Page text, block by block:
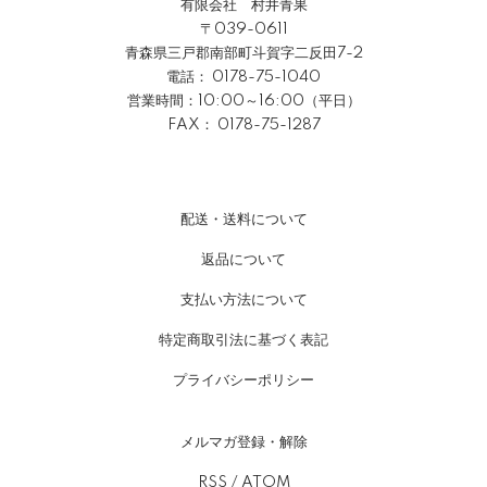
有限会社 村井青果
〒039-0611
青森県三戸郡南部町斗賀字二反田7-2
電話： 0178-75-1040
営業時間：10:00～16:00（平日）
FAX： 0178-75-1287
配送・送料について
返品について
支払い方法について
特定商取引法に基づく表記
プライバシーポリシー
メルマガ登録・解除
RSS / ATOM